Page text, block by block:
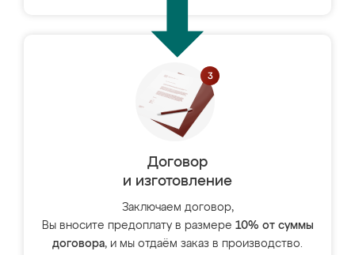
Договор
и изготовление
Заключаем договор,
Вы вносите предоплату в размере 10% от суммы
договора, и мы отдаём заказ в производство.